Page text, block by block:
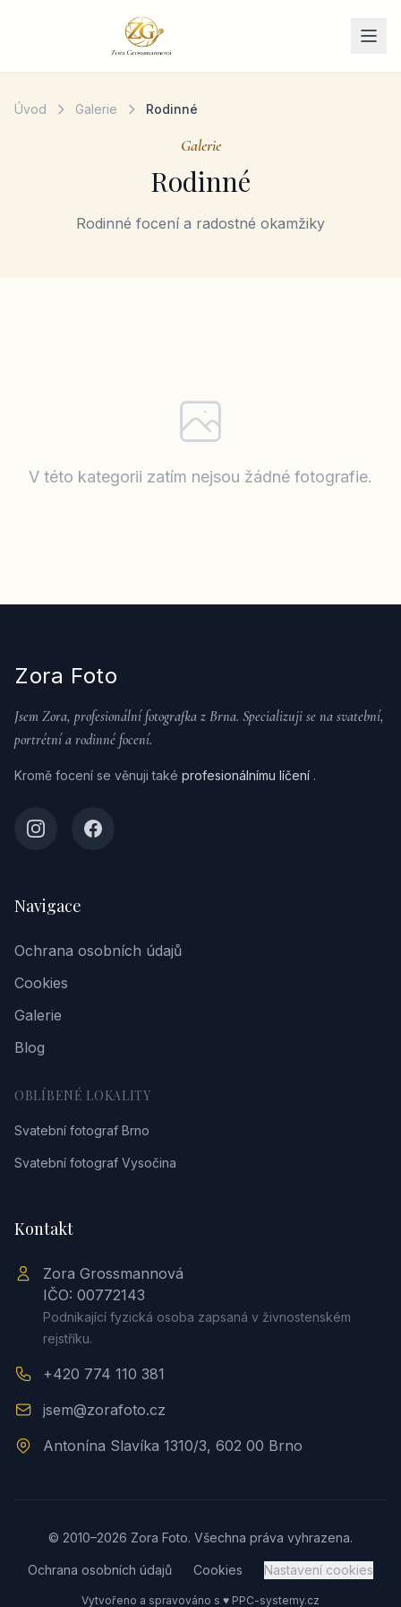
Úvod Galerie Rodinné
Galerie
Rodinné
Rodinné focení a radostné okamžiky
V této kategorii zatím nejsou žádné fotografie.
Zora Foto
Jsem Zora, profesionální fotografka z Brna. Specializuji se na svatební,
portrétní a rodinné focení.
Kromě focení se věnuji také profesionálnímu líčení .
Navigace
Ochrana osobních údajů
Cookies
Galerie
Blog
OBLÍBENÉ LOKALITY
Svatební fotograf Brno
Svatební fotograf Vysočina
Kontakt
Zora Grossmannová
IČO: 00772143
Podnikající fyzická osoba zapsaná v živnostenském
rejstříku.
+420 774 110 381
jsem@zorafoto.cz
Antonína Slavíka 1310/3, 602 00 Brno
© 2010–2026 Zora Foto. Všechna práva vyhrazena.
Ochrana osobních údajů Cookies Nastavení cookies
Vytvořeno a spravováno s ♥ PPC-systemy.cz